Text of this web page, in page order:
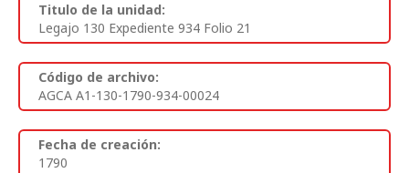
Titulo de la unidad:
Legajo 130 Expediente 934 Folio 21
Código de archivo:
AGCA A1-130-1790-934-00024
Fecha de creación:
1790